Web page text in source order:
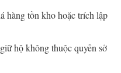
hàng tồn kho hoặc trích lập
hộ không thuộc quyền sở